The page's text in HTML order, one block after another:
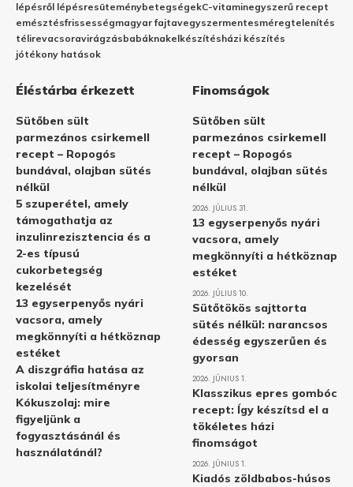
lépésről lépésresüteménybetegségekC-vitaminegyszerű recept
emésztésfrissességmagyar fajtavegyszermentesméregtelenítés
télirevacsoravirágzásbabáknakelkészítésházi készítés
jótékony hatások
Éléstárba érkezett
Sütőben sült
parmezános csirkemell
recept – Ropogós
bundával, olajban sütés
nélkül
5 szuperétel, amely
támogathatja az
inzulinrezisztencia és a
2-es típusú
cukorbetegség
kezelését
13 egyserpenyős nyári
vacsora, amely
megkönnyíti a hétköznap
estéket
A diszgráfia hatása az
iskolai teljesítményre
Kókuszolaj: mire
figyeljünk a
fogyasztásánál és
használatánál?
Finomságok
Sütőben sült
parmezános csirkemell
recept – Ropogós
bundával, olajban sütés
nélkül
2026. JÚLIUS 31.
13 egyserpenyős nyári
vacsora, amely
megkönnyíti a hétköznap
estéket
2026. JÚLIUS 10.
Sütőtökös sajttorta
sütés nélkül: narancsos
édesség egyszerűen és
gyorsan
2026. JÚNIUS 1.
Klasszikus epres gombóc
recept: Így készítsd el a
tökéletes házi
finomságot
2026. JÚNIUS 1.
Kiadós zöldbabos-húsos